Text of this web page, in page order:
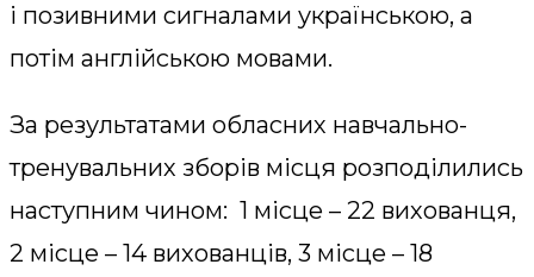
і позивними сигналами українською, а
потім англійською мовами.
За результатами обласних навчально-
тренувальних зборів місця розподілились
наступним чином: 1 місце – 22 вихованця,
2 місце – 14 вихованців, 3 місце – 18